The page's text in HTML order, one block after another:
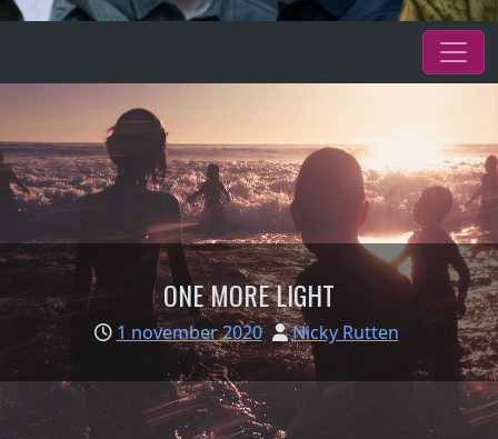
ONE MORE LIGHT
1 november 2020 Nicky Rutten